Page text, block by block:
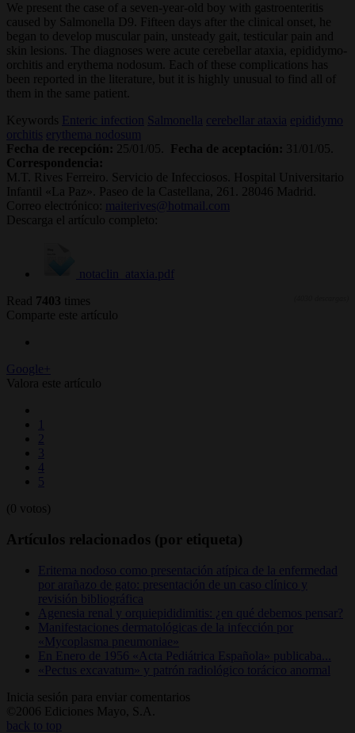
We present the case of a seven-year-old boy with gastroenteritis
caused by Salmonella D9. Fifteen days after the clinical onset, he
began to develop muscular pain, unsteady gait, testicular pain and
skin lesions. The diagnoses were acute cerebellar ataxia, epididymo-
orchitis and erythema nodosum. Each of these complications has
been reported in the literature, but it is highly unusual to find all of
them in the same patient.
Keywords Enteric infection Salmonella cerebellar ataxia epididymo
orchitis erythema nodosum
Fecha de recepción:
25/01/05. Fecha de aceptación:
31/01/05.
Correspondencia:
M.T. Rives Ferreiro. Servicio de Infecciosos. Hospital Universitario
Infantil «La Paz». Paseo de la Castellana, 261. 28046 Madrid.
Correo electrónico:
maiterives@hotmail.com
Descarga el artículo completo:
notaclin_ataxia.pdf
Read 7403 times
Comparte este artículo
Google+
Valora este artículo
1
2
3
4
5
(0 votos)
Artículos relacionados (por etiqueta)
Eritema nodoso como presentación atípica de la enfermedad
por arañazo de gato: presentación de un caso clínico y
revisión bibliográfica
Agenesia renal y orquiepididimitis: ¿en qué debemos pensar?
Manifestaciones dermatológicas de la infección por
«Mycoplasma pneumoniae»
En Enero de 1956 «Acta Pediátrica Española» publicaba...
«Pectus excavatum» y patrón radiológico torácico anormal
Inicia sesión para enviar comentarios
©2006 Ediciones Mayo, S.A.
back to top